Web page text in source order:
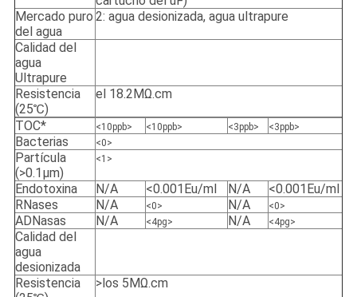
Mercado puro
del agua
2: agua desionizada, agua ultrapure
Calidad del
agua
Ultrapure
Resistencia
(25℃)
el 18.2MΩ.cm
TOC* <10ppb> <10ppb> <3ppb> <3ppb>
Bacterias <0>
Partícula
(>0.1μm)
<1>
Endotoxina N/A <0.001Eu/ml N/A
<0.001Eu/ml
RNases
N/A <0> N/A <0>
ADNasas N/A <4pg> N/A <4pg>
Calidad del
agua
desionizada
Resistencia
>los 5MΩ.cm